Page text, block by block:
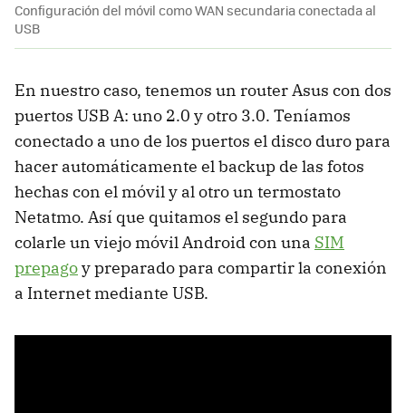
Configuración del móvil como WAN secundaria conectada al
USB
En nuestro caso, tenemos un router Asus con dos
puertos USB A: uno 2.0 y otro 3.0. Teníamos
conectado a uno de los puertos el disco duro para
hacer automáticamente el backup de las fotos
hechas con el móvil y al otro un termostato
Netatmo. Así que quitamos el segundo para
colarle un viejo móvil Android con una SIM
prepagoy preparado para compartir la conexión
a Internet mediante USB.